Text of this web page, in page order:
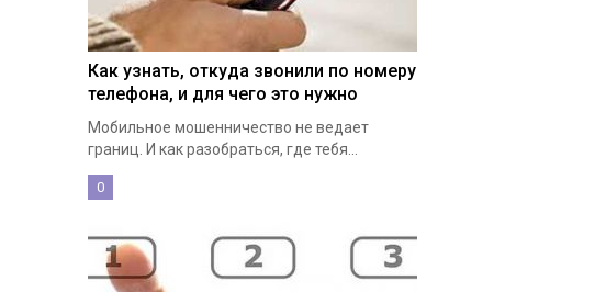
Как узнать, откуда звонили по номеру
телефона, и для чего это нужно
Мобильное мошенничество не ведает
границ. И как разобраться, где тебя...
0